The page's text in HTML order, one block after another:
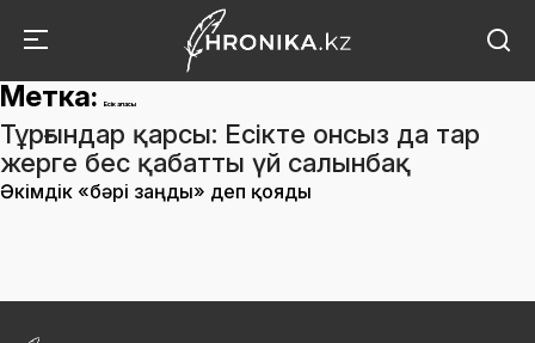
Метка: Есік қаласы
Тұрғындар қарсы: Есікте онсыз да тар
жерге бес қабатты үй салынбақ
Әкімдік «бәрі заңды» деп қояды